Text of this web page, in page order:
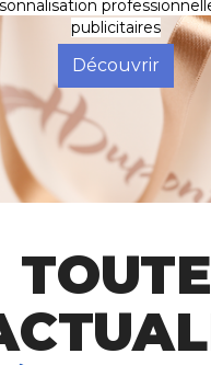
publicitaires
Découvrir
TOUTE